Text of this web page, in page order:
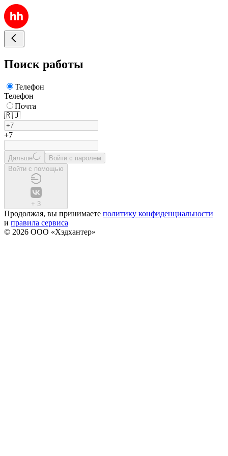
Поиск работы
Телефон
Телефон
Почта
🇷🇺
+7
Дальше
Войти с паролем
Войти с помощью
+ 3
Продолжая, вы принимаете политику конфиденциальности
и правила сервиса
© 2026 ООО «Хэдхантер»